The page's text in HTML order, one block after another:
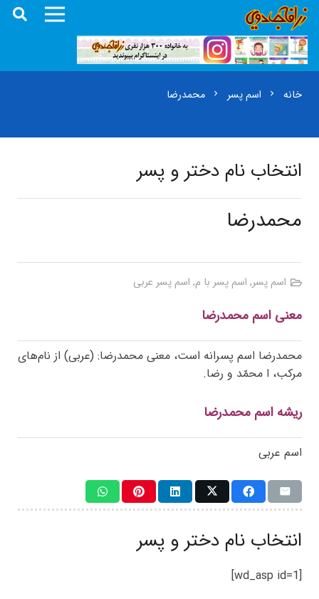
خانه chevron_right اسم پسر chevron_right محمدرضا
انتخاب نام دختر و پسر
محمدرضا
اسم پسر, اسم پسر با م, اسم پسر عربی
معنی اسم محمدرضا
محمدرضا اسم پسرانه است، معنی محمدرضا: (عربی) از نام‌های
مرکب، ا محمّد و رضا.
ریشه اسم محمدرضا
اسم عربی
انتخاب نام دختر و پسر
[wd_asp id=1]